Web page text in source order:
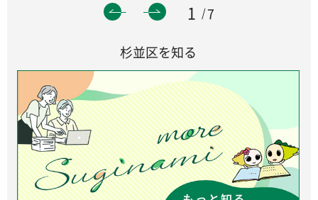
1
7
杉並区を知る